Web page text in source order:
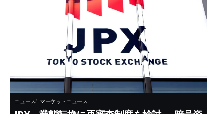
ニュース マーケットニュース